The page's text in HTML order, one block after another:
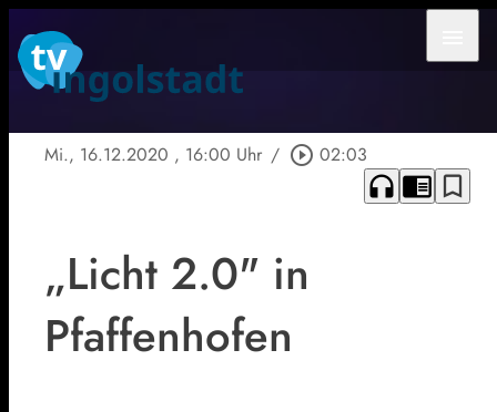
Mi., 16.12.2020 , 16:00 Uhr / play_circle_outline 02:03
headphones chrome_reader_mode bookmark_border
„Licht 2.0" in
Pfaffenhofen